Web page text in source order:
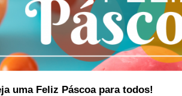
uma Feliz Páscoa para todos!